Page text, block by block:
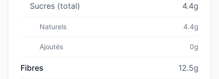
Sucres (total) 4.4g
Naturels 4.4g
Ajoutés 0g
Fibres 12.5g